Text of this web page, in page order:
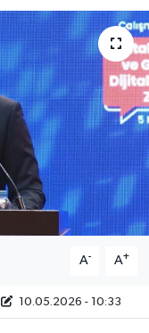
A- A+
10.05.2026 - 10:33